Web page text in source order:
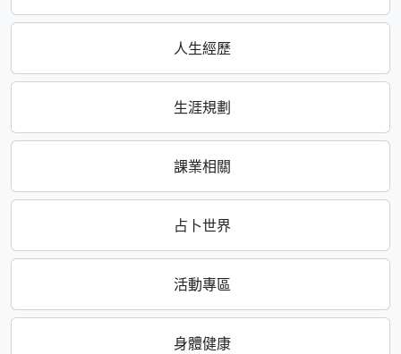
人生經歷
生涯規劃
課業相關
占卜世界
活動專區
身體健康